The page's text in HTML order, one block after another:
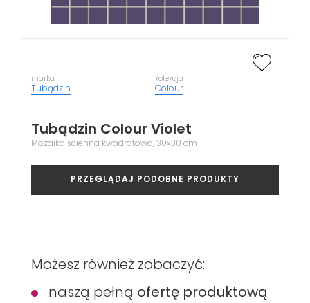
marka
Tubądzin
kolekcja
Colour
Tubądzin Colour Violet
Mozaika ścienna kwadratowa, 30x30 cm
PRZEGLĄDAJ PODOBNE PRODUKTY
Możesz również zobaczyć:
naszą pełną ofertę produktową